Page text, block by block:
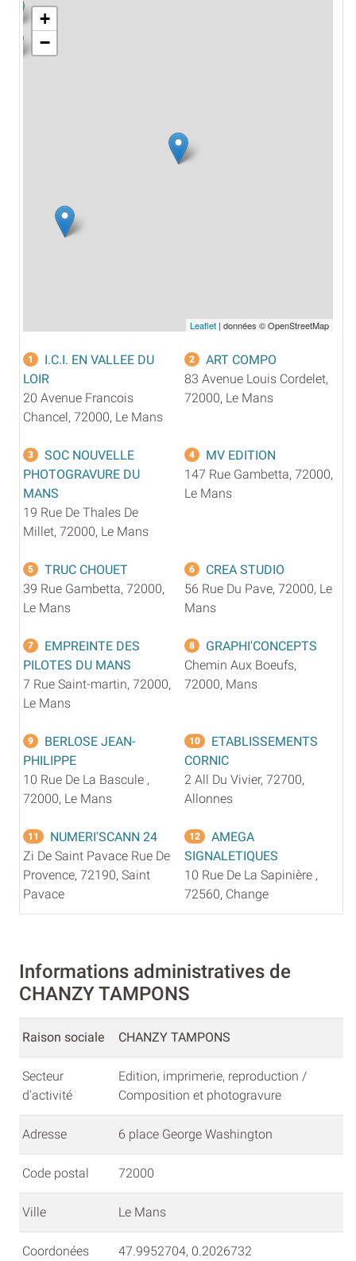
+
−
Leaflet | données © OpenStreetMap
1
I.C.I. EN VALLEE DU
LOIR
20 Avenue Francois
Chancel, 72000, Le Mans
2
ART COMPO
83 Avenue Louis Cordelet,
72000, Le Mans
3
SOC NOUVELLE
PHOTOGRAVURE DU
MANS
19 Rue De Thales De
Millet, 72000, Le Mans
4
MV EDITION
147 Rue Gambetta, 72000,
Le Mans
5
TRUC CHOUET
39 Rue Gambetta, 72000,
Le Mans
6
CREA STUDIO
56 Rue Du Pave, 72000, Le
Mans
7
EMPREINTE DES
PILOTES DU MANS
7 Rue Saint-martin, 72000,
Le Mans
8
GRAPHI'CONCEPTS
Chemin Aux Boeufs,
72000, Mans
9
BERLOSE JEAN-
PHILIPPE
10 Rue De La Bascule ,
72000, Le Mans
10
ETABLISSEMENTS
CORNIC
2 All Du Vivier, 72700,
Allonnes
11
NUMERI'SCANN 24
Zi De Saint Pavace Rue De
Provence, 72190, Saint
Pavace
12
AMEGA
SIGNALETIQUES
10 Rue De La Sapinière ,
72560, Change
Informations administratives de
CHANZY TAMPONS
Raison sociale CHANZY TAMPONS
Secteur
d'activité
Edition, imprimerie, reproduction /
Composition et photogravure
Adresse 6 place George Washington
Code postal 72000
Ville Le Mans
Coordonées
47.9952704, 0.2026732